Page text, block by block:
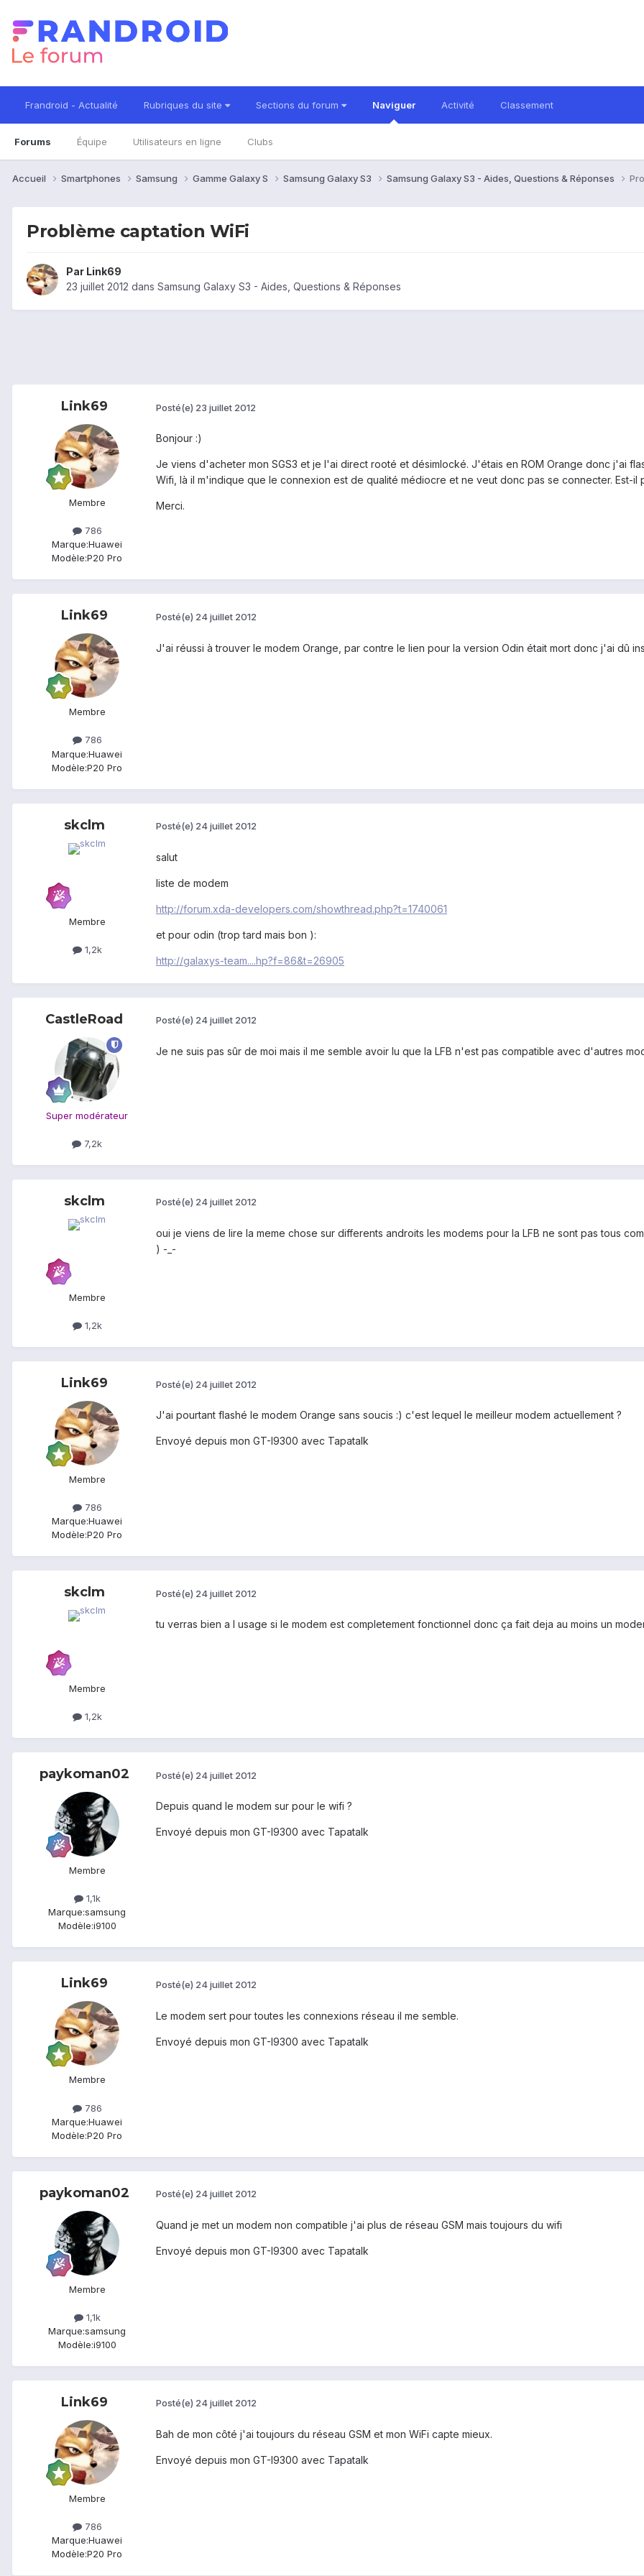
Frandroid - Actualité Rubriques du site Sections du forum Naviguer
Forums Équipe Utilisateurs en ligne Clubs
Activité Classement
Accueil Smartphones Samsung Gamme Galaxy S Samsung Galaxy S3 Samsung Galaxy S3 - Aides, Questions & Réponses
Problème captation WiFi
Par Link69
23 juillet 2012 dans Samsung Galaxy S3 - Aides, Questions & Réponses
Link69
Membre
786
Marque:Huawei
Modèle:P20 Pro
Posté(e) 23 juillet 2012
Bonjour :)
Je viens d'acheter mon SGS3 et je l'ai direct rooté et désimlocké. J'étais en ROM Orange donc j'ai
Wifi, là il m'indique que le connexion est de qualité médiocre et ne veut donc pas se connecter. Est-
Merci.
Link69
Membre
786
Marque:Huawei
Modèle:P20 Pro
Posté(e) 24 juillet 2012
J'ai réussi à trouver le modem Orange, par contre le lien pour la version Odin était mort donc j'ai dû
skclm
Membre
1,2k
Posté(e) 24 juillet 2012
salut
liste de modem
http://forum.xda-developers.com/showthread.php?t=1740061
et pour odin (trop tard mais bon ):
http://galaxys-team....hp?f=86&t=26905
CastleRoad
Super modérateur
7,2k
Posté(e) 24 juillet 2012
Je ne suis pas sûr de moi mais il me semble avoir lu que la LFB n'est pas compatible avec d'autres
skclm
Membre
1,2k
Posté(e) 24 juillet 2012
oui je viens de lire la meme chose sur differents androits les modems pour la LFB ne sont pas tous
) -_-
Link69
Membre
786
Marque:Huawei
Modèle:P20 Pro
Posté(e) 24 juillet 2012
J'ai pourtant flashé le modem Orange sans soucis :) c'est lequel le meilleur modem actuellement ?
Envoyé depuis mon GT-I9300 avec Tapatalk
skclm
Membre
1,2k
Posté(e) 24 juillet 2012
tu verras bien a l usage si le modem est completement fonctionnel donc ça fait deja au moins un
paykoman02
Membre
1,1k
Marque:samsung
Modèle:i9100
Posté(e) 24 juillet 2012
Depuis quand le modem sur pour le wifi ?
Envoyé depuis mon GT-I9300 avec Tapatalk
Link69
Membre
786
Marque:Huawei
Modèle:P20 Pro
Posté(e) 24 juillet 2012
Le modem sert pour toutes les connexions réseau il me semble.
Envoyé depuis mon GT-I9300 avec Tapatalk
paykoman02
Membre
1,1k
Marque:samsung
Modèle:i9100
Posté(e) 24 juillet 2012
Quand je met un modem non compatible j'ai plus de réseau GSM mais toujours du wifi
Envoyé depuis mon GT-I9300 avec Tapatalk
Link69
Membre
786
Marque:Huawei
Modèle:P20 Pro
Posté(e) 24 juillet 2012
Bah de mon côté j'ai toujours du réseau GSM et mon WiFi capte mieux.
Envoyé depuis mon GT-I9300 avec Tapatalk